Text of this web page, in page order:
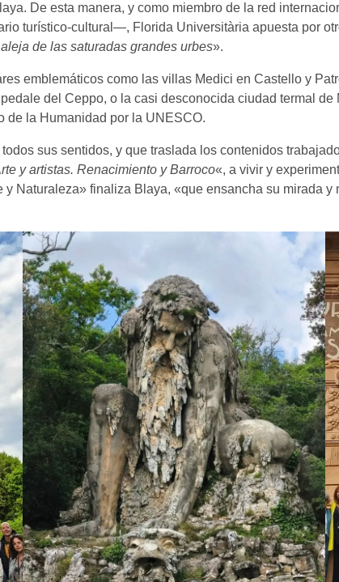
De esta manera, y como miembro de la red
turístico-cultural—, Florida Universitària apuesta por
de las saturadas grandes urbes».
emblemáticos como las villas Medici en Castello y
del Ceppo, o la casi desconocida ciudad termal
de la Humanidad por la UNESCO.
sus sentidos, y que traslada los contenidos
y artistas. Renacimiento y Barroco«, a vivir y
Naturaleza» finaliza Blaya, «que ensancha su mirada